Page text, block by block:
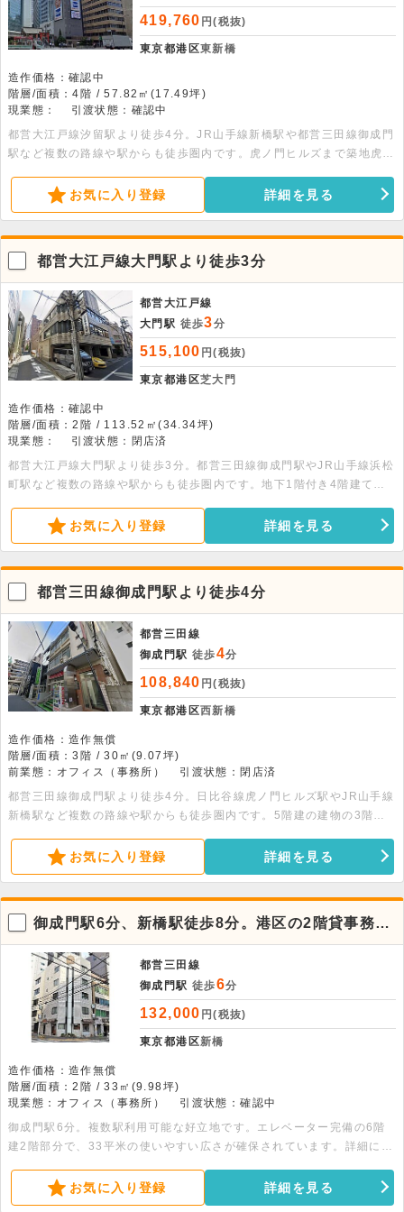
419,760 円(税抜)
東京都港区東新橋
造作価格：確認中
階層/面積：4階 / 57.82㎡(17.49坪)
現業態：
引渡状態：確認中
都営大江戸線汐留駅より徒歩4分。JR山手線新橋駅や都営三田線御成門
駅など複数の路線や駅からも徒歩圏内です。虎ノ門ヒルズまで築地虎ノ
トイレ・LED照明・オートロック・オール電化完備です。
お気に入り登録 詳細を見る
都営大江戸線大門駅より徒歩3分
都営大江戸線
大門駅 徒歩3分
515,100 円(税抜)
東京都港区芝大門
造作価格：確認中
階層/面積：2階 / 113.52㎡(34.34坪)
現業態：
引渡状態：閉店済
都営大江戸線大門駅より徒歩3分。都営三田線御成門駅やJR山手線浜松
町駅など複数の路線や駅からも徒歩圏内です。地下1階付き4階建ての
湯・トイレ・機械警備完備です。24時間利用可能です。
お気に入り登録 詳細を見る
都営三田線御成門駅より徒歩4分
都営三田線
御成門駅 徒歩4分
108,840 円(税抜)
東京都港区西新橋
造作価格：造作無償
階層/面積：3階 / 30㎡(9.07坪)
前業態：オフィス（事務所）
引渡状態：閉店済
都営三田線御成門駅より徒歩4分。日比谷線虎ノ門ヒルズ駅やJR山手線
新橋駅など複数の路線や駅からも徒歩圏内です。5階建の建物の3階部
お気に入り登録 詳細を見る
御成門駅6分、新橋駅徒歩8分。港区の2階貸事務
所、利便性に優れたビジネス拠点
都営三田線
御成門駅 徒歩6分
132,000 円(税抜)
東京都港区新橋
造作価格：造作無償
階層/面積：2階 / 33㎡(9.98坪)
現業態：オフィス（事務所）
引渡状態：確認中
御成門駅6分。複数駅利用可能な好立地です。エレベーター完備の6階
建2階部分で、33平米の使いやすい広さが確保されています。詳細につ
お気に入り登録 詳細を見る